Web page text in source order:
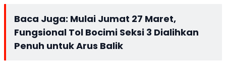
Baca Juga: Mulai Jumat 27 Maret,
Fungsional Tol Bocimi Seksi 3 Dialihkan
Penuh untuk Arus Balik